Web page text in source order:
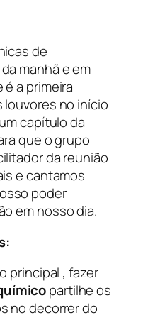
de
manhã e em
a primeira
louvores no início
capítulo da
que o grupo
da reunião
e cantamos
poder
em nosso dia.
principal , fazer
partilhe os
no decorrer do